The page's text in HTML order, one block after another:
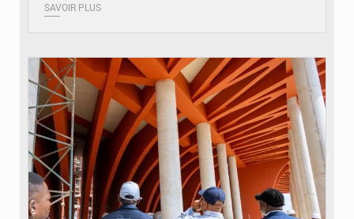
SAVOIR PLUS